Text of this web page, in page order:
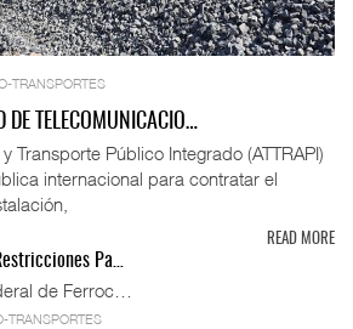
TRANSPORTES
DE TELECOMUNICACIO…
Transporte Público Integrado (ATTRAPI)
internacional para contratar el
READ MORE
Pa…
de Ferroc…
TRANSPORTES